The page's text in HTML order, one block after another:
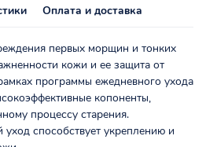
Оплата и доставка
первых морщин и тонких
кожи и ее защита от
программы ежедневного ухода
копоненты,
процессу старения.
способствует укреплению и